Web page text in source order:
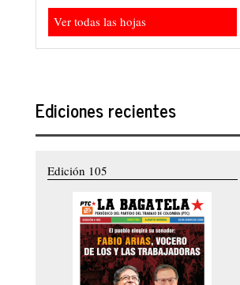
Ver todas las hojas
Ediciones recientes
Edición 105